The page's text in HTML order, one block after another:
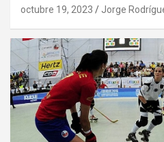
octubre 19, 2023 Jorge